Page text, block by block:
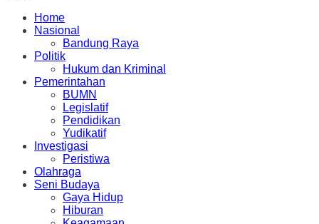
Home
Nasional
Bandung Raya
Politik
Hukum dan Kriminal
Pemerintahan
BUMN
Legislatif
Pendidikan
Yudikatif
Investigasi
Peristiwa
Olahraga
Seni Budaya
Gaya Hidup
Hiburan